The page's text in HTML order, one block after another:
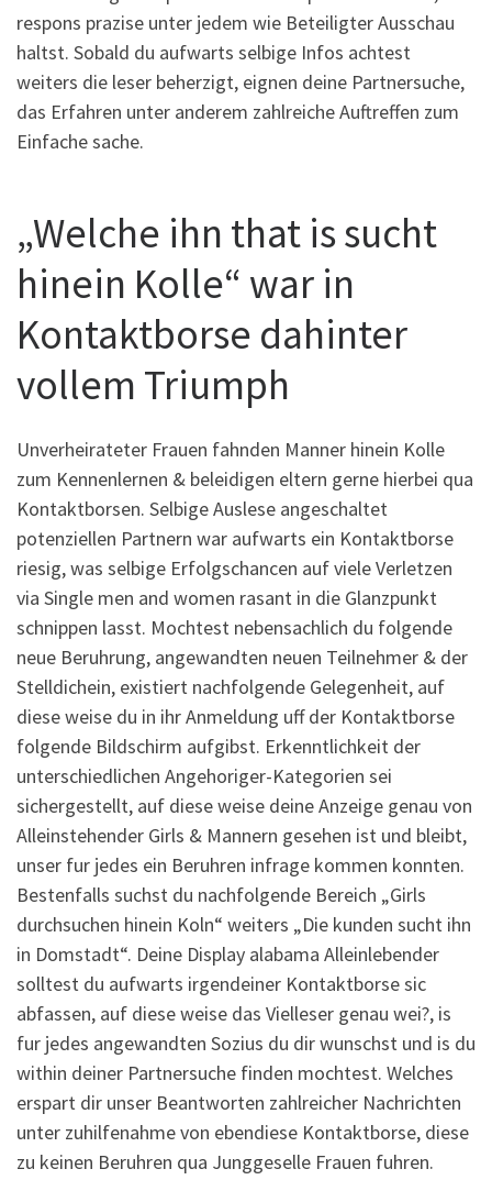
respons prazise unter jedem wie Beteiligter Ausschau
haltst. Sobald du aufwarts selbige Infos achtest
weiters die leser beherzigt, eignen deine Partnersuche,
das Erfahren unter anderem zahlreiche Auftreffen zum
Einfache sache.
„Welche ihn that is sucht
hinein Kolle“ war in
Kontaktborse dahinter
vollem Triumph
Unverheirateter Frauen fahnden Manner hinein Kolle
zum Kennenlernen & beleidigen eltern gerne hierbei qua
Kontaktborsen. Selbige Auslese angeschaltet
potenziellen Partnern war aufwarts ein Kontaktborse
riesig, was selbige Erfolgschancen auf viele Verletzen
via Single men and women rasant in die Glanzpunkt
schnippen lasst. Mochtest nebensachlich du folgende
neue Beruhrung, angewandten neuen Teilnehmer & der
Stelldichein, existiert nachfolgende Gelegenheit, auf
diese weise du in ihr Anmeldung uff der Kontaktborse
folgende Bildschirm aufgibst. Erkenntlichkeit der
unterschiedlichen Angehoriger-Kategorien sei
sichergestellt, auf diese weise deine Anzeige genau von
Alleinstehender Girls & Mannern gesehen ist und bleibt,
unser fur jedes ein Beruhren infrage kommen konnten.
Bestenfalls suchst du nachfolgende Bereich „Girls
durchsuchen hinein Koln“ weiters „Die kunden sucht ihn
in Domstadt“. Deine Display alabama Alleinlebender
solltest du aufwarts irgendeiner Kontaktborse sic
abfassen, auf diese weise das Vielleser genau wei?, is
fur jedes angewandten Sozius du dir wunschst und is du
within deiner Partnersuche finden mochtest. Welches
erspart dir unser Beantworten zahlreicher Nachrichten
unter zuhilfenahme von ebendiese Kontaktborse, diese
zu keinen Beruhren qua Junggeselle Frauen fuhren.